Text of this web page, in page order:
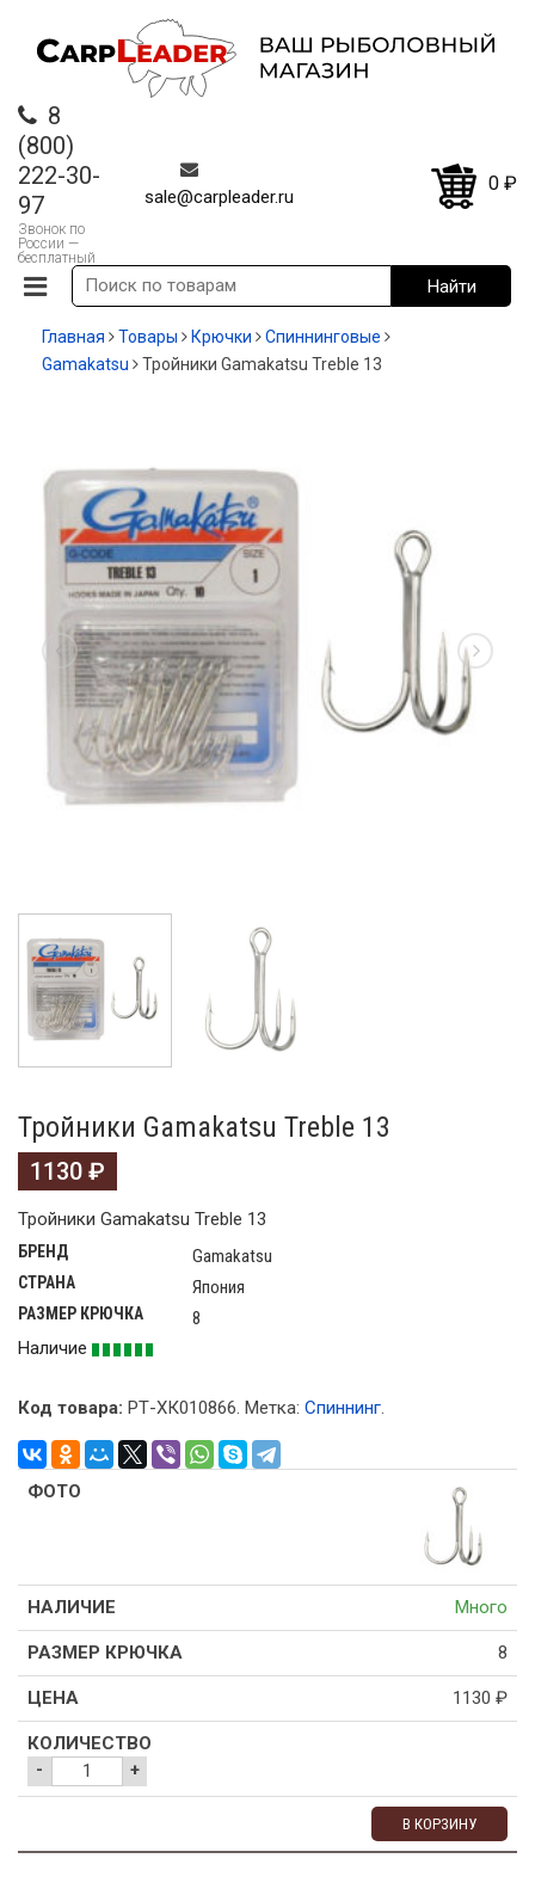
8
(800)
222-30-
97
Звонок по
России —
бесплатный
sale@carpleader.ru
0 ₽
Главная Товары Крючки
Спиннинговые
Gamakatsu
Тройники Gamakatsu Treble 13
Тройники Gamakatsu Treble 13
1130 ₽
Тройники Gamakatsu Treble 13
БРЕНД Gamakatsu
СТРАНА Япония
РАЗМЕР КРЮЧКА
8
Наличие
Код товара: РТ-ХК010866. Метка: Спиннинг.
Много
8
1130 ₽
- +
В КОРЗИНУ